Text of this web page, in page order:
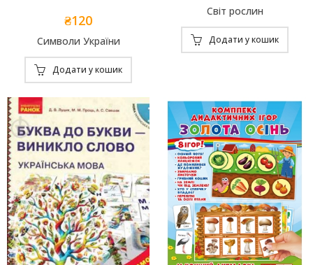
Add to
Wishlist
₴120
Символи України
Додати у кошик
Add to
Wishlist
Світ рослин
Додати у кошик